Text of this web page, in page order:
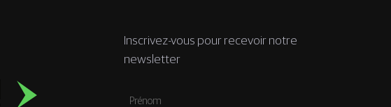
Inscrivez-vous pour recevoir notre
newsletter
Prénom